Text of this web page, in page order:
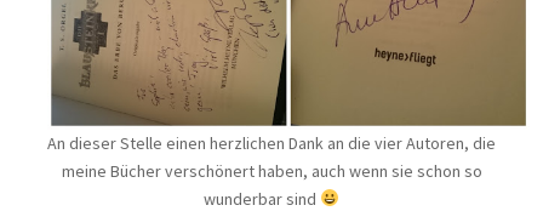
An dieser Stelle einen herzlichen Dank an die vier Autoren, die
meine Bücher verschönert haben, auch wenn sie schon so
wunderbar sind